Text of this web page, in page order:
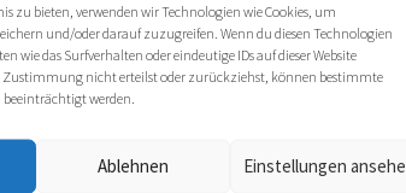
zu bieten, verwenden wir Technologien wie Cookies, um
und/oder darauf zuzugreifen. Wenn du diesen Technologien
wie das Surfverhalten oder eindeutige IDs auf dieser Website
Zustimmung nicht erteilst oder zurückziehst, können bestimmte
werden.
Ablehnen Einstellungen
Arbeit
anzeigen)